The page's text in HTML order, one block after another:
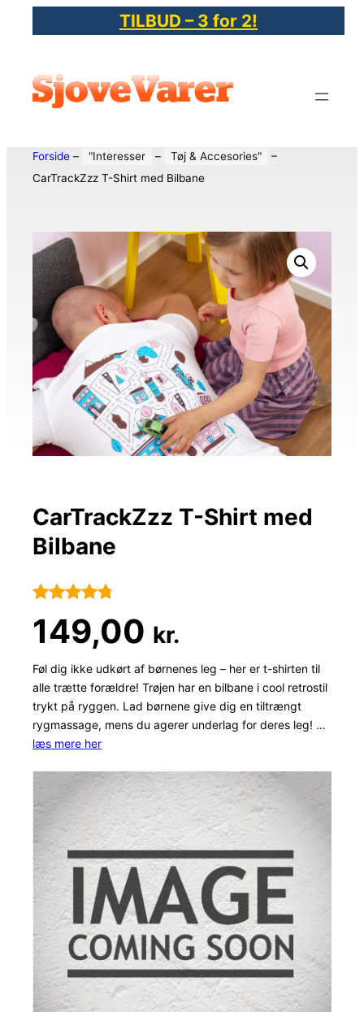
TILBUD – 3 for 2!
Forside – "Interesser – Tøj & Accesories"
–
CarTrackZzz T-Shirt med Bilbane
CarTrackZzz T-Shirt med
Bilbane
som4.7
ud af 5
baseret på
kundebedø
mmelser
149,00 kr.
Føl dig ikke udkørt af børnenes leg – her er t-shirten til
alle trætte forældre! Trøjen har en bilbane i cool retrostil
trykt på ryggen. Lad børnene give dig en tiltrængt
rygmassage, mens du agerer underlag for deres leg! …
læs mere her